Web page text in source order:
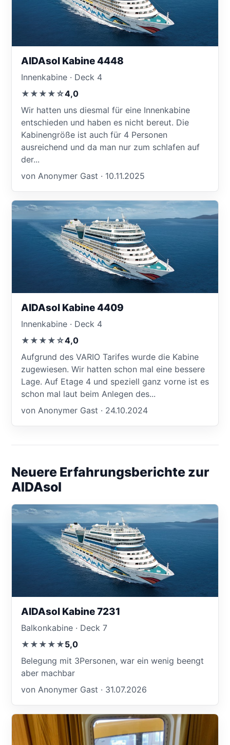
AIDAsol Kabine 4448
Innenkabine · Deck 4
★★★★☆4,0
Wir hatten uns diesmal für eine Innenkabine
entschieden und haben es nicht bereut. Die
Kabinengröße ist auch für 4 Personen
ausreichend und da man nur zum schlafen auf
der...
von Anonymer Gast · 10.11.2025
AIDAsol Kabine 4409
Innenkabine · Deck 4
★★★★☆4,0
Aufgrund des VARIO Tarifes wurde die Kabine
zugewiesen. Wir hatten schon mal eine bessere
Lage. Auf Etage 4 und speziell ganz vorne ist es
schon mal laut beim Anlegen des...
von Anonymer Gast · 24.10.2024
Neuere Erfahrungsberichte zur
AIDAsol
AIDAsol Kabine 7231
Balkonkabine · Deck 7
★★★★★5,0
Belegung mit 3Personen, war ein wenig beengt
aber machbar
von Anonymer Gast · 31.07.2026